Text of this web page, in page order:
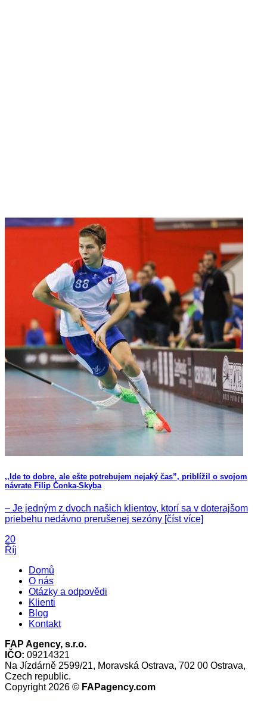
,,Ide to dobre, ale ešte potrebujem nejaký čas”, priblížil o svojom
návrate Filip Čonka-Skyba
– Je jedným z dvoch našich klientov, ktorí sa v doterajšom
priebehu nedávno prerušenej sezóny [číst více]
20
Říj
Domů
O nás
Otázky a odpovědi
Klienti
Blog
Kontakt
FAP Agency, s.r.o.
IČO: 09214321
Na Jízdárně 2599/21, Moravská Ostrava, 702 00 Ostrava,
Czech republic.
Copyright 2026 © FAPagency.com